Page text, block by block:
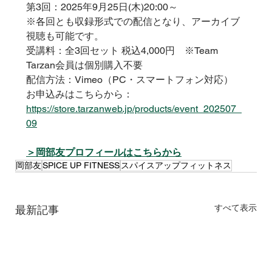
第3回：2025年9月25日(木)20:00～
※各回とも収録形式での配信となり、アーカイブ
視聴も可能です。
受講料：全3回セット 税込4,000円　※Team
Tarzan会員は個別購入不要
配信方法：Vimeo（PC・スマートフォン対応）
お申込みはこちらから：
https://store.tarzanweb.jp/products/event_202507_
09
＞岡部友プロフィールはこちらから
岡部友SPICE UP FITNESS スパイスアップフィットネス
最新記事 すべて表示